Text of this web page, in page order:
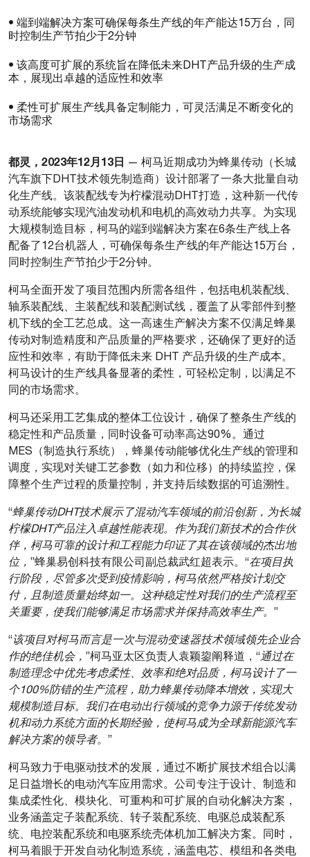
• 端到端解决方案可确保每条生产线的年产能达15万台，同
时控制生产节拍少于2分钟
• 该高度可扩展的系统旨在降低未来DHT产品升级的生产成
本，展现出卓越的适应性和效率
• 柔性可扩展生产线具备定制能力，可灵活满足不断变化的
市场需求
都灵，2023年12月13日 — 柯马近期成功为蜂巢传动（长城
汽车旗下DHT技术领先制造商）设计部署了一条大批量自动
化生产线。该装配线专为柠檬混动DHT打造，这种新一代传
动系统能够实现汽油发动机和电机的高效动力共享。为实现
大规模制造目标，柯马的端到端解决方案在6条生产线上各
配备了12台机器人，可确保每条生产线的年产能达15万台，
同时控制生产节拍少于2分钟。
柯马全面开发了项目范围内所需各组件，包括电机装配线、
轴系装配线、主装配线和装配测试线，覆盖了从零部件到整
机下线的全工艺总成。这一高速生产解决方案不仅满足蜂巢
传动对制造精度和产品质量的严格要求，还确保了更好的适
应性和效率，有助于降低未来 DHT 产品升级的生产成本。
柯马设计的生产线具备显著的柔性，可轻松定制，以满足不
同的市场需求。
柯马还采用工艺集成的整体工位设计，确保了整条生产线的
稳定性和产品质量，同时设备可动率高达90%。通过
MES（制造执行系统），蜂巢传动能够优化生产线的管理和
调度，实现对关键工艺参数（如力和位移）的持续监控，保
障整个生产过程的质量控制，并支持后续数据的可追溯性。
“蜂巢传动DHT技术展示了混动汽车领域的前沿创新，为长城
柠檬DHT产品注入卓越性能表现。作为我们新技术的合作伙
伴，柯马可靠的设计和工程能力印证了其在该领域的杰出地
位， ”蜂巢易创科技有限公司副总裁武红超表示。“在项目执
行阶段，尽管多次受到疫情影响，柯马依然严格按计划交
付，且制造质量始终如一。这种稳定性对我们的生产流程至
关重要，使我们能够满足市场需求并保持高效率生产。 ”
“该项目对柯马而言是一次与混动变速器技术领域领先企业合
作的绝佳机会， ”柯马亚太区负责人袁颖鋆阐释道，“通过在
制造理念中优先考虑柔性、效率和绝对品质，柯马设计了一
个100%防错的生产流程，助力蜂巢传动降本增效，实现大
规模制造目标。我们在电动出行领域的竞争力源于传统发动
机和动力系统方面的长期经验，使柯马成为全球新能源汽车
解决方案的领导者。 ”
柯马致力于电驱动技术的发展，通过不断扩展技术组合以满
足日益增长的电动汽车应用需求。公司专注于设计、制造和
集成柔性化、模块化、可重构和可扩展的自动化解决方案，
业务涵盖定子装配系统、转子装配系统、电驱总成装配系
统、电控装配系统和电驱系统壳体机加工解决方案。同时，
柯马着眼于开发自动化制造系统，涵盖电芯、模组和各类电